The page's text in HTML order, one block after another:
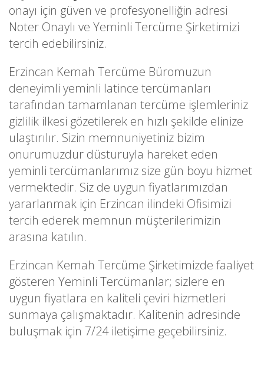
onayı için güven ve profesyonelliğin adresi
Noter Onaylı ve Yeminli Tercüme Şirketimizi
tercih edebilirsiniz.
Erzincan Kemah Tercüme Büromuzun
deneyimli yeminli latince tercümanları
tarafından tamamlanan tercüme işlemleriniz
gizlilik ilkesi gözetilerek en hızlı şekilde elinize
ulaştırılır. Sizin memnuniyetiniz bizim
onurumuzdur düsturuyla hareket eden
yeminli tercümanlarımız size gün boyu hizmet
vermektedir. Siz de uygun fiyatlarımızdan
yararlanmak için Erzincan ilindeki Ofisimizi
tercih ederek memnun müşterilerimizin
arasına katılın.
Erzincan Kemah Tercüme Şirketimizde faaliyet
gösteren Yeminli Tercümanlar; sizlere en
uygun fiyatlara en kaliteli çeviri hizmetleri
sunmaya çalışmaktadır. Kalitenin adresinde
buluşmak için 7/24 iletişime geçebilirsiniz.